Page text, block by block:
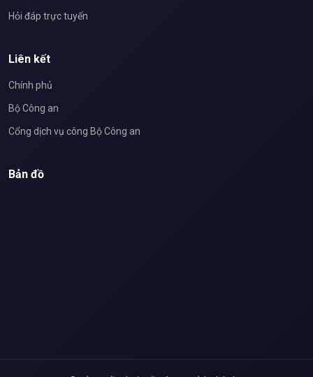
Hỏi đáp trực tuyến
Liên kết
Chính phủ
Bộ Công an
Cổng dịch vụ công Bộ Công an
Bản đồ